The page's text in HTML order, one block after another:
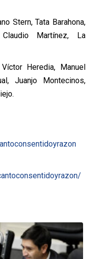
Stern, Tata Barahona,
Martínez, La
Heredia, Manuel
Juanjo Montecinos,